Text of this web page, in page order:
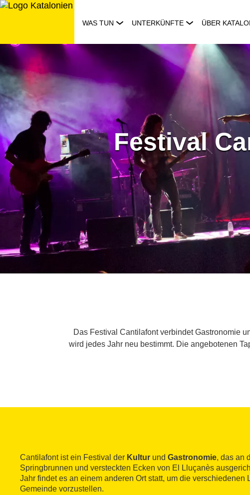
Zum
WAS TUN UNTERKÜNFTE ÜBER
Festival
Das Festival Cantilafont verbindet Gastronomie
wird jedes Jahr neu bestimmt. Die angebotenen
Cantilafont ist ein Festival der Kultur und Gastronomie, das an
Springbrunnen und versteckten Ecken von El Lluçanès
Jahr findet es an einem anderen Ort statt, um die verschiedenen
Gemeinde vorzustellen.